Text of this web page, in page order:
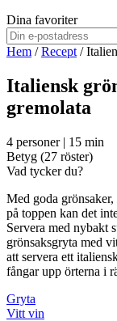
Dina favoriter
Hem /Recept /
Italiensk
gremolata
4 personer | 15 min
Betyg (27 röster)
Vad tycker du?
Med goda
på toppen kan det
Servera med nybakt
grönsaksgryta med
att servera ett
fångar upp örterna i
Gryta
Vitt vin